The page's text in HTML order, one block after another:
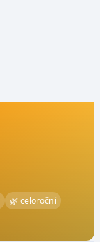
🌿 celoroční